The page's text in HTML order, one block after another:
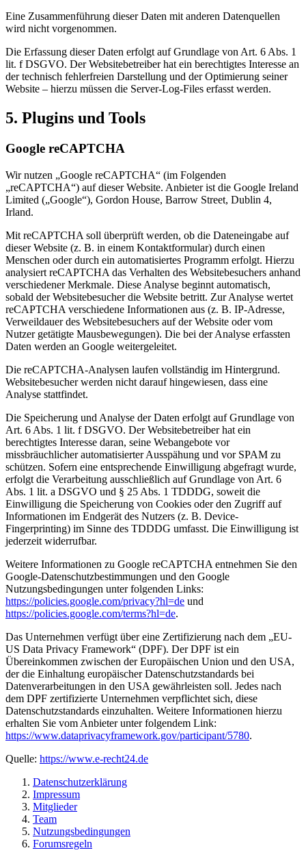
Eine Zusammenführung dieser Daten mit anderen Datenquellen
wird nicht vorgenommen.
Die Erfassung dieser Daten erfolgt auf Grundlage von Art. 6 Abs. 1
lit. f DSGVO. Der Websitebetreiber hat ein berechtigtes Interesse an
der technisch fehlerfreien Darstellung und der Optimierung seiner
Website – hierzu müssen die Server-Log-Files erfasst werden.
5. Plugins und Tools
Google reCAPTCHA
Wir nutzen „Google reCAPTCHA“ (im Folgenden
„reCAPTCHA“) auf dieser Website. Anbieter ist die Google Ireland
Limited („Google“), Gordon House, Barrow Street, Dublin 4,
Irland.
Mit reCAPTCHA soll überprüft werden, ob die Dateneingabe auf
dieser Website (z. B. in einem Kontaktformular) durch einen
Menschen oder durch ein automatisiertes Programm erfolgt. Hierzu
analysiert reCAPTCHA das Verhalten des Websitebesuchers anhand
verschiedener Merkmale. Diese Analyse beginnt automatisch,
sobald der Websitebesucher die Website betritt. Zur Analyse wertet
reCAPTCHA verschiedene Informationen aus (z. B. IP-Adresse,
Verweildauer des Websitebesuchers auf der Website oder vom
Nutzer getätigte Mausbewegungen). Die bei der Analyse erfassten
Daten werden an Google weitergeleitet.
Die reCAPTCHA-Analysen laufen vollständig im Hintergrund.
Websitebesucher werden nicht darauf hingewiesen, dass eine
Analyse stattfindet.
Die Speicherung und Analyse der Daten erfolgt auf Grundlage von
Art. 6 Abs. 1 lit. f DSGVO. Der Websitebetreiber hat ein
berechtigtes Interesse daran, seine Webangebote vor
missbräuchlicher automatisierter Ausspähung und vor SPAM zu
schützen. Sofern eine entsprechende Einwilligung abgefragt wurde,
erfolgt die Verarbeitung ausschließlich auf Grundlage von Art. 6
Abs. 1 lit. a DSGVO und § 25 Abs. 1 TDDDG, soweit die
Einwilligung die Speicherung von Cookies oder den Zugriff auf
Informationen im Endgerät des Nutzers (z. B. Device-
Fingerprinting) im Sinne des TDDDG umfasst. Die Einwilligung ist
jederzeit widerrufbar.
Weitere Informationen zu Google reCAPTCHA entnehmen Sie den
Google-Datenschutzbestimmungen und den Google
Nutzungsbedingungen unter folgenden Links:
https://policies.google.com/privacy?hl=de und
https://policies.google.com/terms?hl=de.
Das Unternehmen verfügt über eine Zertifizierung nach dem „EU-
US Data Privacy Framework“ (DPF). Der DPF ist ein
Übereinkommen zwischen der Europäischen Union und den USA,
der die Einhaltung europäischer Datenschutzstandards bei
Datenverarbeitungen in den USA gewährleisten soll. Jedes nach
dem DPF zertifizierte Unternehmen verpflichtet sich, diese
Datenschutzstandards einzuhalten. Weitere Informationen hierzu
erhalten Sie vom Anbieter unter folgendem Link:
https://www.dataprivacyframework.gov/participant/5780.
Quelle: https://www.e-recht24.de
Datenschutzerklärung
Impressum
Mitglieder
Team
Nutzungsbedingungen
Forumsregeln